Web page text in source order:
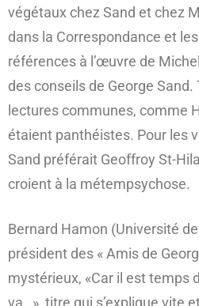
végétaux chez Sand et chez
dans la Correspondance et
références à l’œuvre de
des conseils de George
lectures communes, comme
étaient panthéistes. Pour les
Sand préférait Geoffroy St-
croient à la métempsychose.
Bernard Hamon (Université
président des « Amis de
mystérieux, «Car il est temps